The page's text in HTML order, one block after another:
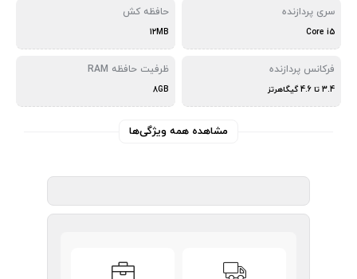
سری پردازنده
Core i5
حافظه کش
12MB
فرکانس پردازنده
3.4 تا 4.6 گیگاهرتز
ظرفیت حافظه RAM
8GB
مشاهده همه ویژگی‌ها